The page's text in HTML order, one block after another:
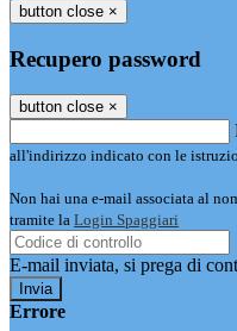
button close ×
Recupero password
button close ×
all'indirizzo indicato con le
Non hai una e-mail associata al
tramite la Login Spaggiari
E-mail inviata, si prega di
Errore